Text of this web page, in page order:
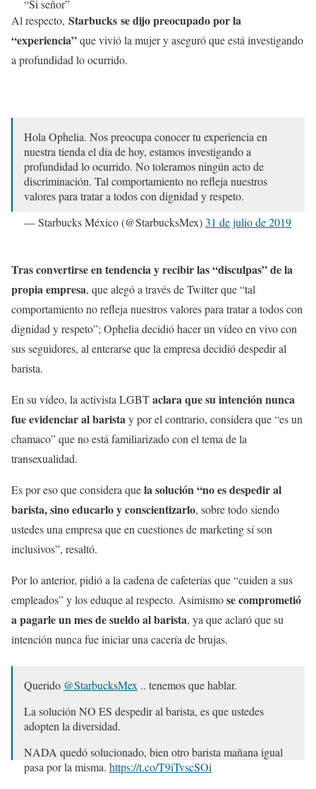
“Si señor”
…
“Señora, soy mujer trans. Usa pronombres femeninos
conmigo por favor”
— Ophelia Pastrana 🏳️‍🌈 (@OphCourse)30 de julio de 2019
Al respecto, Starbucks se dijo preocupado por la
“experiencia”que vivió la mujer y aseguró que está investigando
a profundidad lo ocurrido.
Hola Ophelia. Nos preocupa conocer tu experiencia en
nuestra tienda el día de hoy, estamos investigando a
profundidad lo ocurrido. No toleramos ningún acto de
discriminación. Tal comportamiento no refleja nuestros
valores para tratar a todos con dignidad y respeto.
— Starbucks México (@StarbucksMex)31 de julio de 2019
Tras convertirse en tendencia y recibir las “disculpas” de la
propia empresa, que alegó a través de Twitter que “tal
comportamiento no refleja nuestros valores para tratar a todos con
dignidad y respeto”; Ophelia decidió hacer un vídeo en vivo con
sus seguidores, al enterarse que la empresa decidió despedir al
barista.
En su vídeo, la activista LGBTaclara que su intención nunca
fue evidenciar al baristay por el contrario, considera que “es un
chamaco” que no está familiarizado con el tema de la
transexualidad.
Es por eso que considera quela solución “no es despedir al
barista, sino educarlo y conscientizarlo, sobre todo siendo
ustedes una empresa que en cuestiones de marketing sí son
inclusivos”, resaltó.
Por lo anterior, pidió a la cadena de cafeterías que “cuiden a sus
empleados” y los eduque al respecto. Asimismose comprometió
a pagarle un mes de sueldo al barista, ya que aclaró que su
intención nunca fue iniciar una cacería de brujas.
Querido @StarbucksMex .. tenemos que hablar.
La solución NO ES despedir al barista, es que ustedes
adopten la diversidad.
NADA quedó solucionado, bien otro barista mañana igual
pasa por la misma. https://t.co/T9iTvscSOi